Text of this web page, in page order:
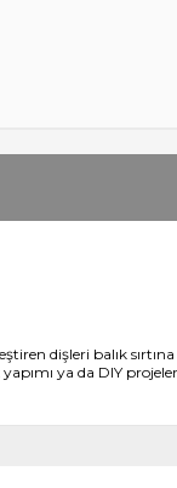
dişleri balık
ya da DIY